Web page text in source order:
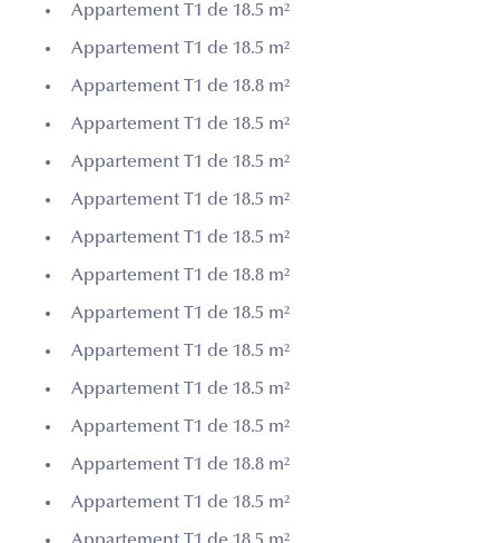
Appartement T1 de 18.5 m²
Appartement T1 de 18.5 m²
Appartement T1 de 18.8 m²
Appartement T1 de 18.5 m²
Appartement T1 de 18.5 m²
Appartement T1 de 18.5 m²
Appartement T1 de 18.5 m²
Appartement T1 de 18.8 m²
Appartement T1 de 18.5 m²
Appartement T1 de 18.5 m²
Appartement T1 de 18.5 m²
Appartement T1 de 18.5 m²
Appartement T1 de 18.8 m²
Appartement T1 de 18.5 m²